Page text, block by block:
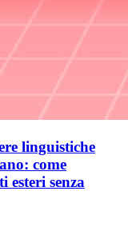
linguistiche
come
esteri senza